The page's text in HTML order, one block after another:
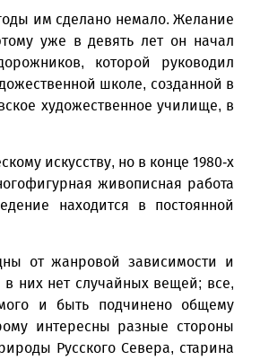
им сделано немало. Желание
уже в девять лет он начал
которой руководил
школе, созданной в
художественное училище, в
искусству, но в конце 1980-х
живописная работа
находится в постоянной
от жанровой зависимости и
них нет случайных вещей; все,
и быть подчинено общему
интересны разные стороны
Русского Севера, старина